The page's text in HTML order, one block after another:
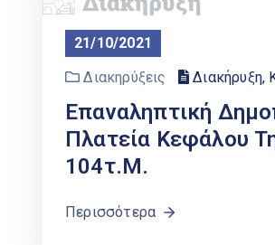
21/10/2021
Διακηρύξεις
Διακήρυξη,
Επαναληπτική
Πλατεία Κεφάλου
104τ.μ.
Περισσότερα